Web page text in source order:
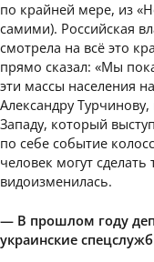
по крайней мере, из
самими). Российская
смотрела на всё это
прямо сказал: «Мы
эти массы населения
Александру
Западу, который
по себе событие
человек могут
видоизменилась.
— В прошлом году
украинские